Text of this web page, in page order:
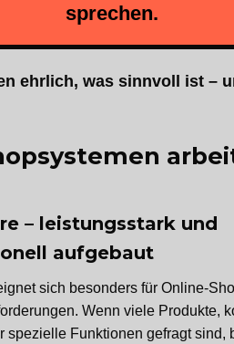
sprechen.
ehrlich, was sinnvoll ist –
– leistungsstark und
aufgebaut
sich besonders für Online-
Wenn viele Produkte,
spezielle Funktionen gefragt sind,